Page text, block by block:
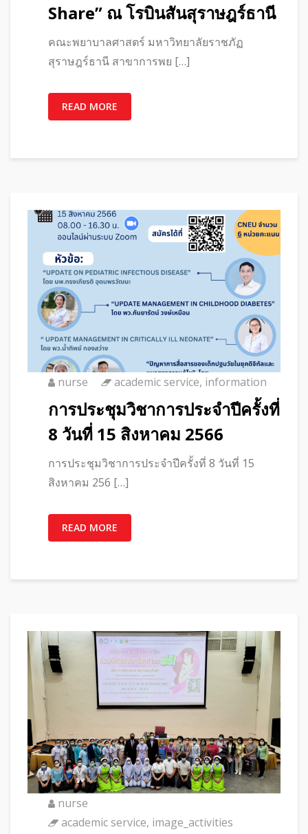
Share” ณ โรบินสันสุราษฎร์ธานี
คณะพยาบาลศาสตร์ มหาวิทยาลัยราชภัฏ
สุราษฎร์ธานี สาขาการพย […]
READ MORE
nurse academic service, information
การประชุมวิชาการประจำปีครั้งที่
8 วันที่ 15 สิงหาคม 2566
การประชุมวิชาการประจำปีครั้งที่ 8 วันที่ 15
สิงหาคม 256 […]
READ MORE
nurse
academic service, image_activities